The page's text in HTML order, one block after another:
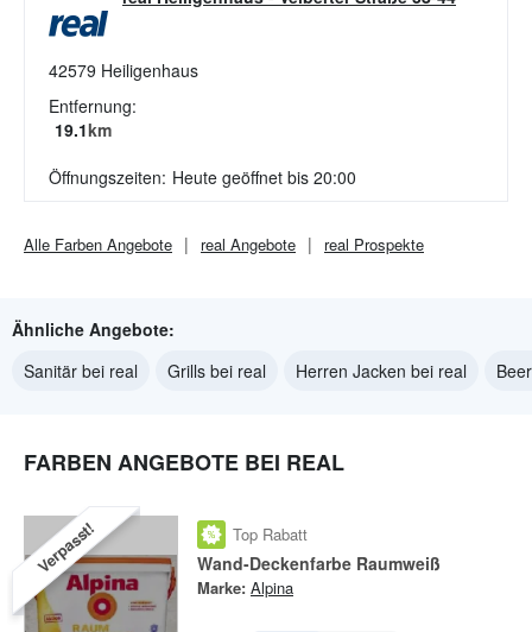
42579 Heiligenhaus
Entfernung:
19.1km
Öffnungszeiten: Heute geöffnet bis 20:00
Alle Farben Angebote real Angebote real Prospekte
Ähnliche Angebote:
Sanitär bei real
Grills bei real Herren Jacken bei real
FARBEN ANGEBOTE BEI REAL
Verpasst! Top Rabatt
Wand-Deckenfarbe Raumweiß
Marke: Alpina